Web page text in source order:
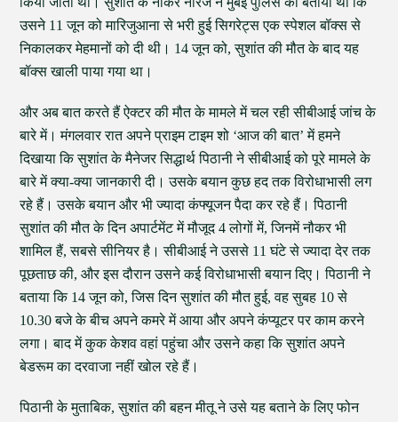
उसने 11 जून को मारिजुआना से भरी हुई सिगरेट्स एक स्पेशल बॉक्स से
निकालकर मेहमानों को दी थी। 14 जून को, सुशांत की मौत के बाद यह
बॉक्स खाली पाया गया था।
और अब बात करते हैं ऐक्टर की मौत के मामले में चल रही सीबीआई जांच के
बारे में। मंगलवार रात अपने प्राइम टाइम शो ‘आज की बात’ में हमने
दिखाया कि सुशांत के मैनेजर सिद्धार्थ पिठानी ने सीबीआई को पूरे मामले के
बारे में क्या-क्या जानकारी दी। उसके बयान कुछ हद तक विरोधाभासी लग
रहे हैं। उसके बयान और भी ज्यादा कंफ्यूजन पैदा कर रहे हैं। पिठानी
सुशांत की मौत के दिन अपार्टमेंट में मौजूद 4 लोगों में, जिनमें नौकर भी
शामिल हैं, सबसे सीनियर है। सीबीआई ने उससे 11 घंटे से ज्यादा देर तक
पूछताछ की, और इस दौरान उसने कई विरोधाभासी बयान दिए। पिठानी ने
बताया कि 14 जून को, जिस दिन सुशांत की मौत हुई, वह सुबह 10 से
10.30 बजे के बीच अपने कमरे में आया और अपने कंप्यूटर पर काम करने
लगा। बाद में कुक केशव वहां पहुंचा और उसने कहा कि सुशांत अपने
बेडरूम का दरवाजा नहीं खोल रहे हैं।
पिठानी के मुताबिक, सुशांत की बहन मीतू ने उसे यह बताने के लिए फोन